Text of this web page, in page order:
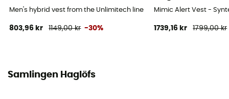
Men's hybrid vest from the Unlimitech line - Syntetväst - Herr
803,96 kr 1149,00 kr -30%
Mimic Alert Vest -
1739,16 kr 1799,00 kr
Samlingen Haglöfs